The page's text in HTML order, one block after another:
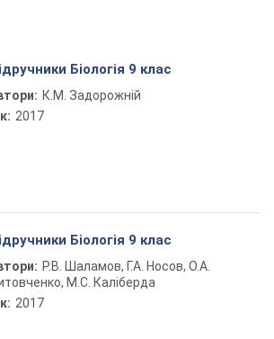
Біологія 9 клас
К.М. Задорожній
2017
Біологія 9 клас
Р.В. Шаламов, Г.А. Носов, О.А.
М.С. Каліберда
2017